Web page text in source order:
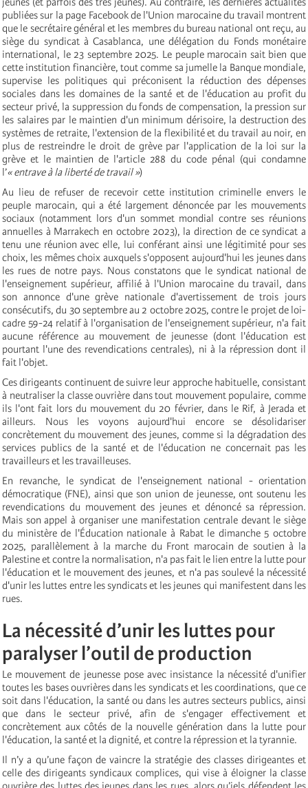
publiées sur la page Facebook de l'Union marocaine du travail montrent
que le secrétaire général et les membres du bureau national ont reçu, au
siège du syndicat à Casablanca, une délégation du Fonds monétaire
international, le 23 septembre 2025. Le peuple marocain sait bien que
cette institution financière, tout comme sa jumelle la Banque mondiale,
supervise les politiques qui préconisent la réduction des dépenses
sociales dans les domaines de la santé et de l'éducation au profit du
secteur privé, la suppression du fonds de compensation, la pression sur
les salaires par le maintien d'un minimum dérisoire, la destruction des
systèmes de retraite, l'extension de la flexibilité et du travail au noir, en
plus de restreindre le droit de grève par l'application de la loi sur la
grève et le maintien de l'article 288 du code pénal (qui condamne
l’« entrave à la liberté de travail »)
Au lieu de refuser de recevoir cette institution criminelle envers le
peuple marocain, qui a été largement dénoncée par les mouvements
sociaux (notamment lors d'un sommet mondial contre ses réunions
annuelles à Marrakech en octobre 2023), la direction de ce syndicat a
tenu une réunion avec elle, lui conférant ainsi une légitimité pour ses
choix, les mêmes choix auxquels s'opposent aujourd'hui les jeunes dans
les rues de notre pays. Nous constatons que le syndicat national de
l'enseignement supérieur, affilié à l'Union marocaine du travail, dans
son annonce d'une grève nationale d'avertissement de trois jours
consécutifs, du 30 septembre au 2 octobre 2025, contre le projet de loi-
cadre 59-24 relatif à l'organisation de l'enseignement supérieur, n'a fait
aucune référence au mouvement de jeunesse (dont l'éducation est
pourtant l'une des revendications centrales), ni à la répression dont il
fait l'objet.
Ces dirigeants continuent de suivre leur approche habituelle, consistant
à neutraliser la classe ouvrière dans tout mouvement populaire, comme
ils l'ont fait lors du mouvement du 20 février, dans le Rif, à Jerada et
ailleurs. Nous les voyons aujourd'hui encore se désolidariser
concrètement du mouvement des jeunes, comme si la dégradation des
services publics de la santé et de l'éducation ne concernait pas les
travailleurs et les travailleuses.
En revanche, le syndicat de l'enseignement national - orientation
démocratique (FNE), ainsi que son union de jeunesse, ont soutenu les
revendications du mouvement des jeunes et dénoncé sa répression.
Mais son appel à organiser une manifestation centrale devant le siège
du ministère de l'Éducation nationale à Rabat le dimanche 5 octobre
2025, parallèlement à la marche du Front marocain de soutien à la
Palestine et contre la normalisation, n'a pas fait le lien entre la lutte pour
l'éducation et le mouvement des jeunes, et n'a pas soulevé la nécessité
d'unir les luttes entre les syndicats et les jeunes qui manifestent dans les
rues.
La nécessité d’unir les luttes pour
paralyser l’outil de production
Le mouvement de jeunesse pose avec insistance la nécessité d'unifier
toutes les bases ouvrières dans les syndicats et les coordinations, que ce
soit dans l'éducation, la santé ou dans les autres secteurs publics, ainsi
que dans le secteur privé, afin de s'engager effectivement et
concrètement aux côtés de la nouvelle génération dans la lutte pour
l'éducation, la santé et la dignité, et contre la répression et la tyrannie.
Il n’y a qu’une façon de vaincre la stratégie des classes dirigeantes et
celle des dirigeants syndicaux complices, qui vise à éloigner la classe